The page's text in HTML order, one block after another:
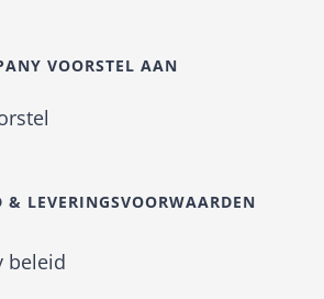
VOORSTEL AAN
& LEVERINGSVOORWAARDEN
beleid